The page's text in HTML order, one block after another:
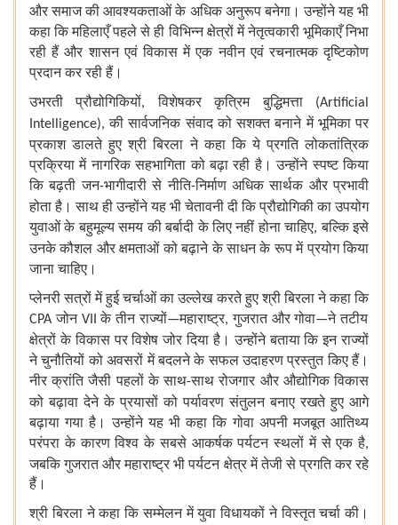
और समाज की आवश्यकताओं के अधिक अनुरूप बनेगा। उन्होंने यह भी
कहा कि महिलाएँ पहले से ही विभिन्न क्षेत्रों में नेतृत्वकारी भूमिकाएँ निभा
रही हैं और शासन एवं विकास में एक नवीन एवं रचनात्मक दृष्टिकोण
प्रदान कर रही हैं।
उभरती
प्रौद्योगिकियों,विशेषकर कृत्रिम बुद्धिमत्ता(Artificial
Intelligence),की सार्वजनिक संवाद को सशक्त बनाने में भूमिका पर
प्रकाश डालते हुए श्री बिरला ने कहा कि ये प्रगति लोकतांत्रिक
प्रक्रिया में नागरिक सहभागिता को बढ़ा रही है। उन्होंने स्पष्ट किया
कि बढ़ती जन-भागीदारी से नीति-निर्माण अधिक सार्थक और प्रभावी
होता है। साथ ही उन्होंने यह भी चेतावनी दी कि प्रौद्योगिकी का उपयोग
युवाओं के बहुमूल्य समय की बर्बादी के लिए नहीं होना चाहिए,बल्कि इसे
उनके कौशल और क्षमताओं को बढ़ाने के साधन के रूप में प्रयोग किया
जाना चाहिए।
प्लेनरी सत्रों में हुई चर्चाओं का उल्लेख करते हुए श्री बिरला ने कहा कि
CPAजोनVIIके तीन राज्यों—महाराष्ट्र,गुजरात और गोवा—ने तटीय
क्षेत्रों के विकास पर विशेष जोर दिया है। उन्होंने बताया कि इन राज्यों
ने चुनौतियों को अवसरों में बदलने के सफल उदाहरण प्रस्तुत किए हैं।
नीर क्रांति जैसी पहलों के साथ-साथ रोजगार और औद्योगिक विकास
को बढ़ावा देने के प्रयासों को पर्यावरण संतुलन बनाए रखते हुए आगे
बढ़ाया गया है। उन्होंने यह भी कहा कि गोवा अपनी मजबूत आतिथ्य
परंपरा के कारण विश्व के सबसे आकर्षक पर्यटन स्थलों में से एक है,
जबकि गुजरात और महाराष्ट्र भी पर्यटन क्षेत्र में तेजी से प्रगति कर रहे
हैं।
श्री बिरला ने कहा कि सम्मेलन में युवा विधायकों ने विस्तृत चर्चा की।